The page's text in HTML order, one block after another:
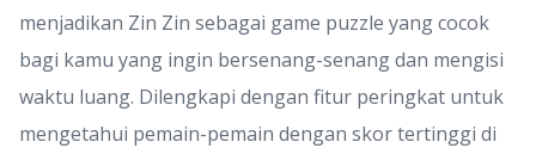
menjadikan Zin Zin sebagai game puzzle yang cocok
bagi kamu yang ingin bersenang-senang dan mengisi
waktu luang. Dilengkapi dengan fitur peringkat untuk
mengetahui pemain-pemain dengan skor tertinggi di